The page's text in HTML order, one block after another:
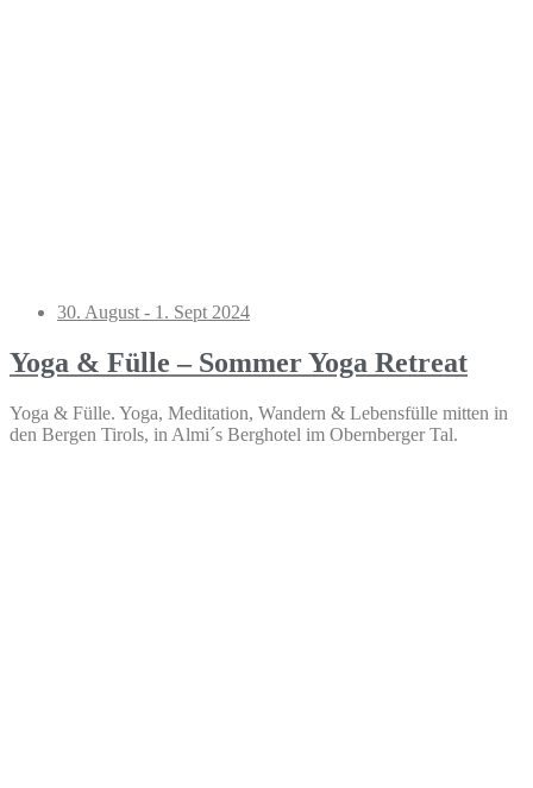
30. August - 1. Sept 2024
Yoga & Fülle – Sommer Yoga Retreat
Yoga & Fülle. Yoga, Meditation, Wandern & Lebensfülle mitten in
den Bergen Tirols, in Almi´s Berghotel im Obernberger Tal.